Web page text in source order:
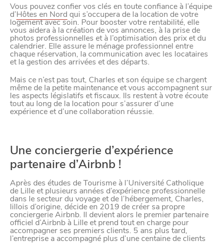
Vous pouvez confier vos clés en toute confiance à l’équipe
d’Hôtes en Nord qui s’occupera de la location de votre
logement avec soin. Pour booster votre rentabilité, elle
vous aidera à la création de vos annonces, à la prise de
photos professionnelles et à l’optimisation des prix et du
calendrier. Elle assure le ménage professionnel entre
chaque réservation, la communication avec les locataires
et la gestion des arrivées et des départs.
Mais ce n’est pas tout, Charles et son équipe se chargent
même de la petite maintenance et vous accompagnent sur
les aspects législatifs et fiscaux. Ils restent à votre écoute
tout au long de la location pour s’assurer d’une
expérience et d’une collaboration réussie.
Une conciergerie d’expérience
partenaire d’Airbnb !
Après des études de Tourisme à l’Université Catholique
de Lille et plusieurs années d’expérience professionnelle
dans le secteur du voyage et de l’hébergement, Charles,
lillois d’origine, décide en 2019 de créer sa propre
conciergerie Airbnb. Il devient alors le premier partenaire
officiel d’Airbnb à Lille et prend tout en charge pour
accompagner ses premiers clients. 5 ans plus tard,
l’entreprise a accompagné plus d’une centaine de clients
VIVRE
dans
le NORD